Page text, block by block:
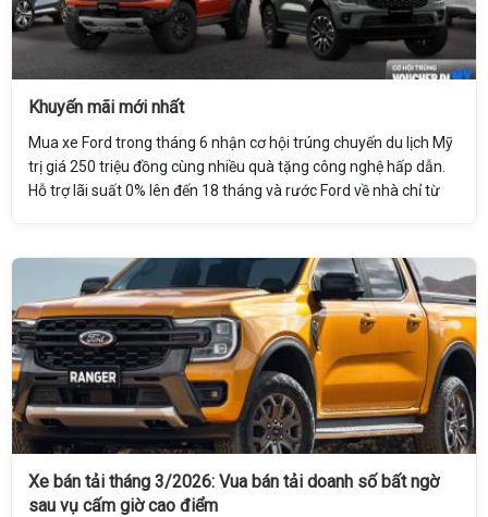
Khuyến mãi mới nhất
Mua xe Ford trong tháng 6 nhận cơ hội trúng chuyến du lịch Mỹ
trị giá 250 triệu đồng cùng nhiều quà tặng công nghệ hấp dẫn.
Hỗ trợ lãi suất 0% lên đến 18 tháng và rước Ford về nhà chỉ từ
Xe bán tải tháng 3/2026: Vua bán tải doanh số bất ngờ
sau vụ cấm giờ cao điểm